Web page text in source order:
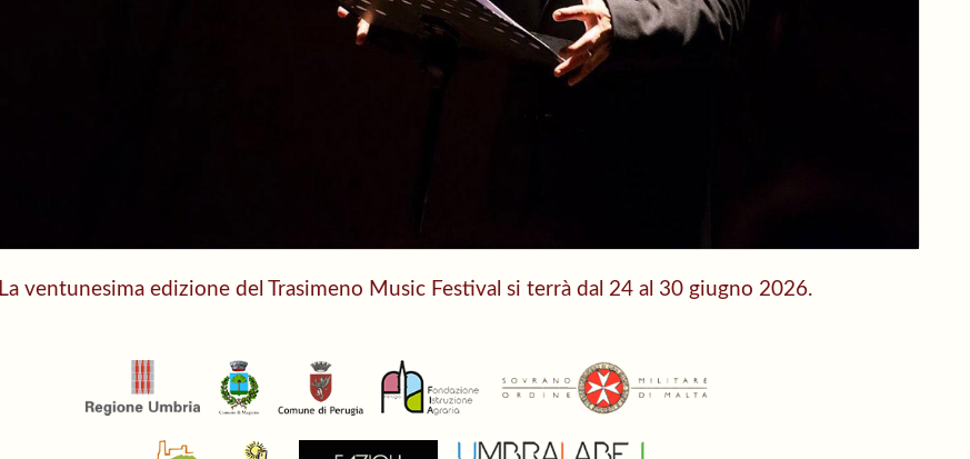
La ventunesima edizione del Trasimeno Music Festival si terrà dal 24 al 30 giugno 2026.